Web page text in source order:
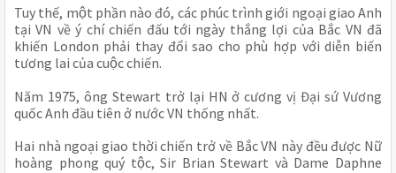
Tuy thế, một phần nào đó, các phúc trình giới ngoại giao Anh
tại VN về ý chí chiến đấu tới ngày thắng lợi của Bắc VN đã
khiến London phải thay đổi sao cho phù hợp với diễn biến
tương lai của cuộc chiến.
Năm 1975, ông Stewart trở lại HN ở cương vị Đại sứ Vương
quốc Anh đầu tiên ở nước VN thống nhất.
Hai nhà ngoại giao thời chiến trở về Bắc VN này đều được Nữ
hoàng phong quý tộc, Sir Brian Stewart và Dame Daphne